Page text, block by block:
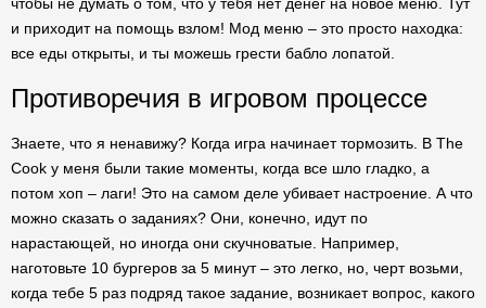
и приходит на помощь взлом! Мод меню – это просто находка:
все еды открыты, и ты можешь грести бабло лопатой.
Противоречия в игровом процессе
Знаете, что я ненавижу? Когда игра начинает тормозить. В The
Cook у меня были такие моменты, когда все шло гладко, а
потом хоп – лаги! Это на самом деле убивает настроение. А что
можно сказать о заданиях? Они, конечно, идут по
нарастающей, но иногда они скучноватые. Например,
наготовьте 10 бургеров за 5 минут – это легко, но, черт возьми,
когда тебе 5 раз подряд такое задание, возникает вопрос, какого